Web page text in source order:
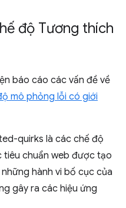
độ Tương thích
báo cáo các vấn đề về
mô phỏng lỗi có giới
quirks là các chế độ
chuẩn web được tạo
hành vi bố cục của
gây ra các hiệu ứng